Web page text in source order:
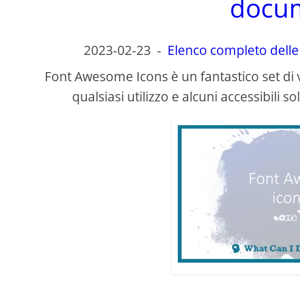
2023-02-23 - Elenco completo
Font Awesome Icons è un fantastico set
qualsiasi utilizzo e alcuni accessibili